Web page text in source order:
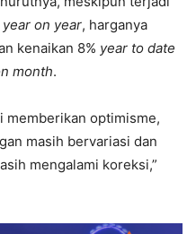
year on year, harganya
kenaikan 8% year to date
month.
memberikan optimisme,
masih bervariasi dan
mengalami koreksi,”